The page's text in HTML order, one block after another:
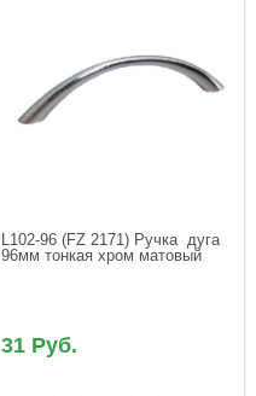
L102-96 (FZ 2171) Ручка  дуга
96мм тонкая хром матовый
31 Руб.